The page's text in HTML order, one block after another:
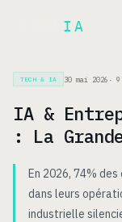
IA
TECH & IA 30 mai 2026 · 9
IA &
: La
En 2026, 74%
dans leurs
industrielle